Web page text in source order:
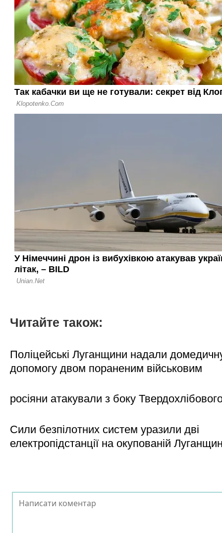
Читайте також:
Поліцейські Луганщини надали
допомогу двом пораненим військовим
росіяни атакували з боку
Сили безпілотних систем уразили дві
електропідстанції на окупованій